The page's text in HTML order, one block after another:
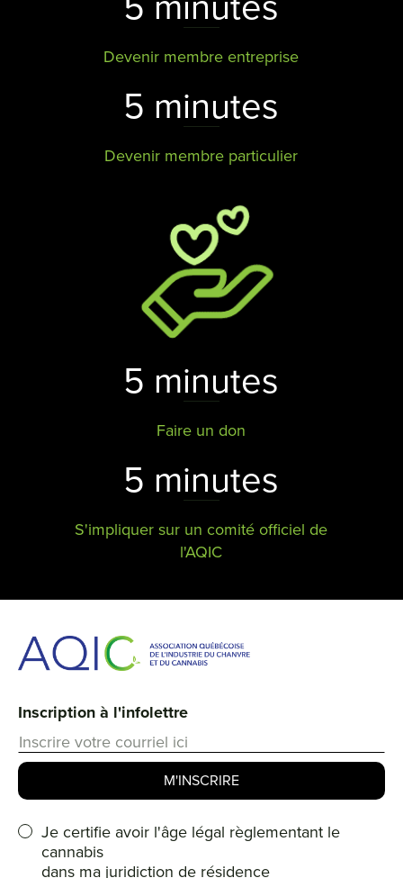
Devenir membre entreprise
5 minutes
Devenir membre particulier
5 minutes
Faire un don
5 minutes
S'impliquer sur un comité officiel de
l'AQIC
Inscription à l'infolettre
Je certifie avoir l'âge légal règlementant le
cannabis
dans ma juridiction de résidence